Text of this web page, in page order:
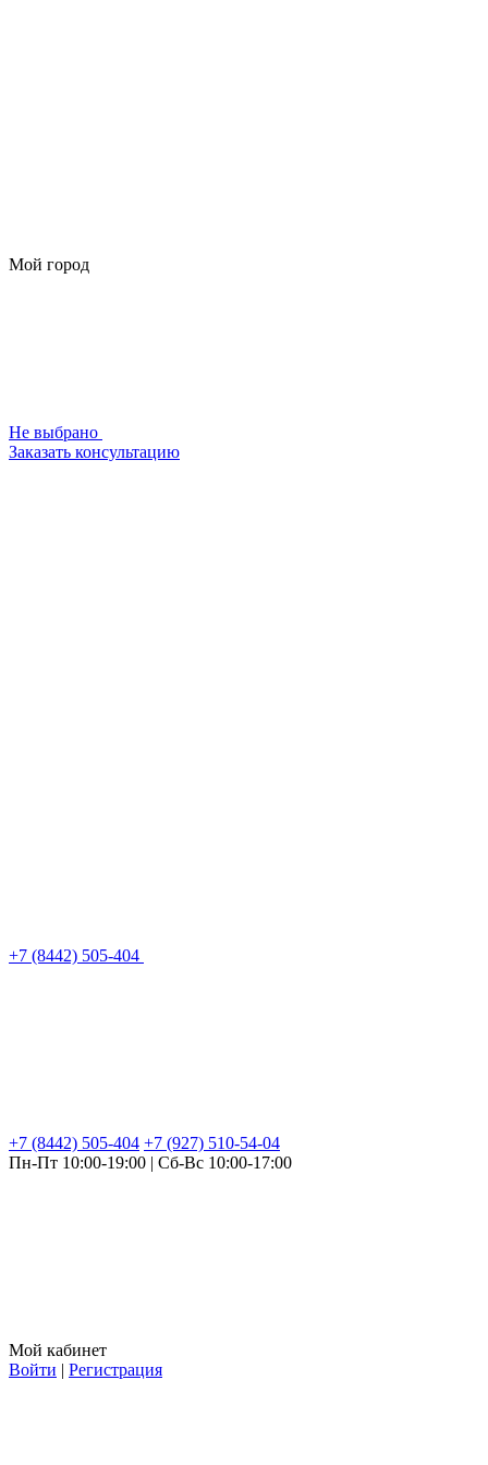
Мой город
Не выбрано
Заказать консультацию
+7 (8442) 505-404
+7 (8442) 505-404 +7 (927) 510-54-04
Пн-Пт 10:00-19:00 | Сб-Вс 10:00-17:00
Мой кабинет
Войти | Регистрация